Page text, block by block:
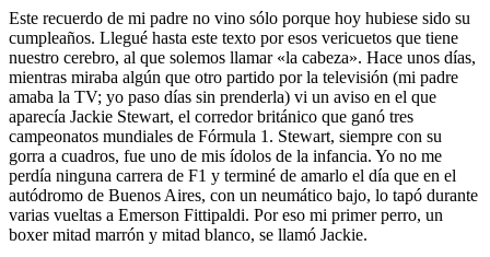
Este recuerdo de mi padre no vino sólo porque hoy hubiese sido su
cumpleaños. Llegué hasta este texto por esos vericuetos que tiene
nuestro cerebro, al que solemos llamar «la cabeza». Hace unos días,
mientras miraba algún que otro partido por la televisión (mi padre
amaba la TV; yo paso días sin prenderla) vi un aviso en el que
aparecía Jackie Stewart, el corredor británico que ganó tres
campeonatos mundiales de Fórmula 1. Stewart, siempre con su
gorra a cuadros, fue uno de mis ídolos de la infancia. Yo no me
perdía ninguna carrera de F1 y terminé de amarlo el día que en el
autódromo de Buenos Aires, con un neumático bajo, lo tapó durante
varias vueltas a Emerson Fittipaldi. Por eso mi primer perro, un
boxer mitad marrón y mitad blanco, se llamó Jackie.